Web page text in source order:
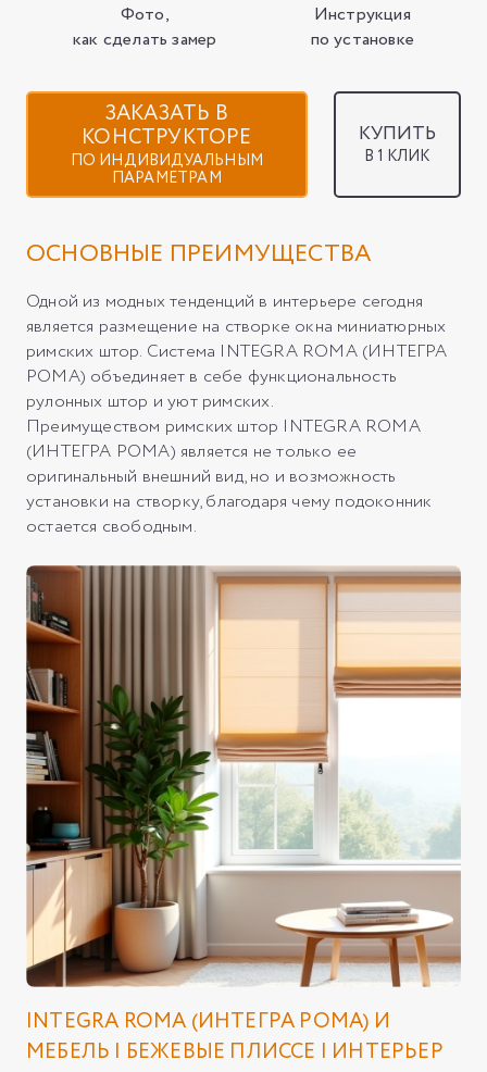
Фото,
как сделать замер
Инструкция
по установке
ЗАКАЗАТЬ В
КОНСТРУКТОРЕ
ПО ИНДИВИДУАЛЬНЫМ
ПАРАМЕТРАМ
КУПИТЬ
В 1 КЛИК
ОСНОВНЫЕ ПРЕИМУЩЕСТВА
Одной из модных тенденций в интерьере сегодня
является размещение на створке окна миниатюрных
римских штор. Система INTEGRA ROMA (ИНТЕГРА
РОМА) объединяет в себе функциональность
рулонных штор и уют римских.
Преимуществом римских штор INTEGRA ROMA
(ИНТЕГРА РОМА) является не только ее
оригинальный внешний вид, но и возможность
установки на створку, благодаря чему подоконник
остается свободным.
INTEGRA ROMA (ИНТЕГРА РОМА) И
МЕБЕЛЬ | БЕЖЕВЫЕ ПЛИССЕ | ИНТЕРЬЕР